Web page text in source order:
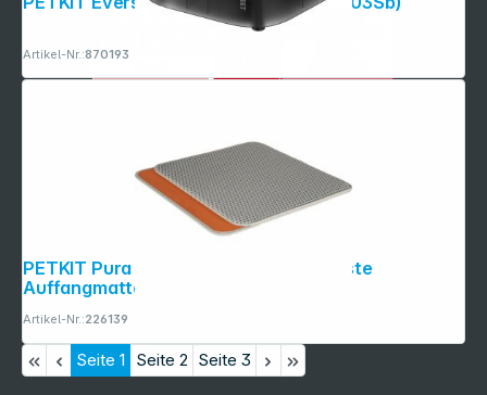
Artikel-Nr.:870193
PETKIT Pura Max 2 / Pura X wasserfeste
Auffangmatte
Artikel-Nr.:226139
Seite 1 Seite 2 Seite 3